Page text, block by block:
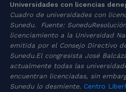
Universidades con licencias
Cuadro de universidades con
Sunedu. Fuente: Sunedu
licenciamiento a la Universidad
emitida por el Consejo Directivo
Sunedu.El congresista José
actualmente todas las
encuentran licenciadas, sin
Sunedu lo desmiente. Centro Liber